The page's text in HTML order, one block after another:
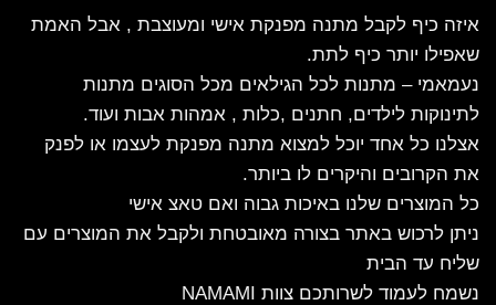
איזה כיף לקבל מתנה מפנקת אישי ומעוצבת , אבל האמת
שאפילו יותר כיף לתת.
נעמאמי – מתנות לכל הגילאים מכל הסוגים מתנות
לתינוקות לילדים, חתנים ,כלות , אמהות אבות ועוד.
אצלנו כל אחד יוכל למצוא מתנה מפנקת לעצמו או לפנק
את הקרובים והיקרים לו ביותר.
כל המוצרים שלנו באיכות גבוה ואם טאצ אישי
ניתן לרכוש באתר בצורה מאובטחת ולקבל את המוצרים עם
שליח עד הבית
נשמח לעמוד לשרותכם צוות NAMAMI